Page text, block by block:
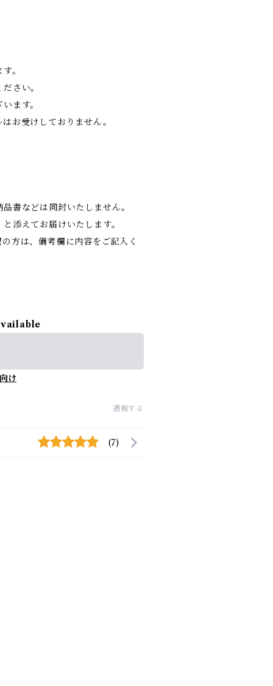
。
さい。
ます。
お受けしておりません。
書などは同封いたしません。
添えてお届けいたします。
方は、備考欄に内容をご記入く
け
通報する
(7)